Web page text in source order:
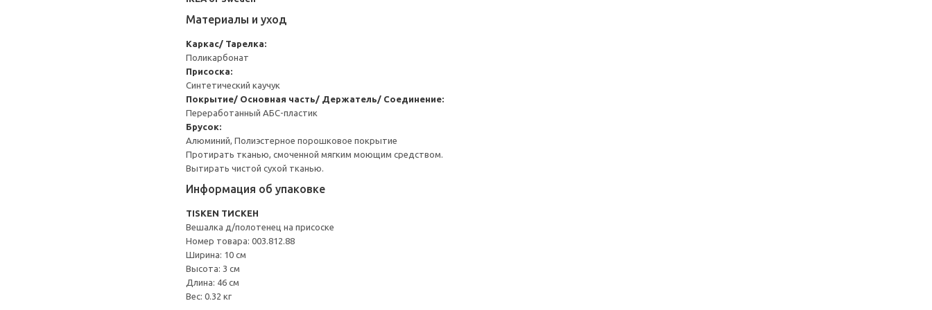
Материалы и уход
Каркас/ Тарелка:
Поликарбонат
Присоска:
Синтетический каучук
Покрытие/ Основная часть/ Держатель/ Соединение:
Переработанный АБС-пластик
Брусок:
Алюминий, Полиэстерное порошковое покрытие
Протирать тканью, смоченной мягким моющим средством.
Вытирать чистой сухой тканью.
Информация об упаковке
TISKEN ТИСКЕН
Вешалка д/полотенец на присоске
Номер товара: 003.812.88
Ширина: 10 см
Высота: 3 см
Длина: 46 см
Вес: 0.32 кг